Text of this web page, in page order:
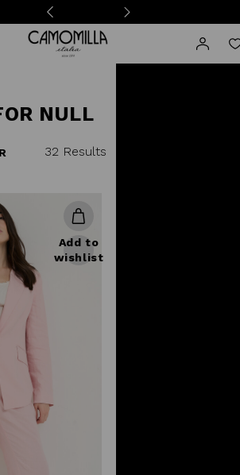
Camomilla Italia®
NULL
32 Results
Add to
wishlist